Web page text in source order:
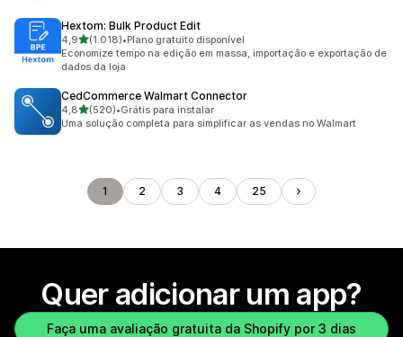
Hextom: Bulk Product Edit
4,9de 5 estrelas
(1.018)
1018 avaliações ao todo
•Plano gratuito disponível
Economize tempo na edição em massa, importação e exportação de
dados da loja
CedCommerce Walmart Connector
4,8de 5 estrelas
(520)
520 avaliações ao todo
•Grátis para instalar
Uma solução completa para simplificar as vendas no Walmart
1 2 3 4 25
Quer adicionar um app?
Faça uma avaliação gratuita da Shopify por 3 dias